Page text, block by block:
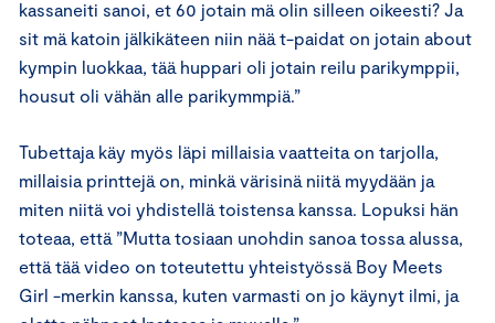
kassaneiti sanoi, et 60 jotain mä olin silleen oikeesti? Ja
sit mä katoin jälkikäteen niin nää t-paidat on jotain about
kympin luokkaa, tää huppari oli jotain reilu parikymppii,
housut oli vähän alle parikymmpiä.”
Tubettaja käy myös läpi millaisia vaatteita on tarjolla,
millaisia printtejä on, minkä värisinä niitä myydään ja
miten niitä voi yhdistellä toistensa kanssa. Lopuksi hän
toteaa, että ”Mutta tosiaan unohdin sanoa tossa alussa,
että tää video on toteutettu yhteistyössä Boy Meets
Girl -merkin kanssa, kuten varmasti on jo käynyt ilmi, ja